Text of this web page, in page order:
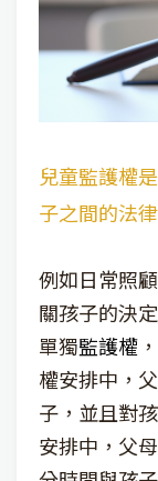
兒童監護權
子之間的法
例如日常照
關孩子的決
單獨監護權
權安排中，
子，並且對
安排中，父